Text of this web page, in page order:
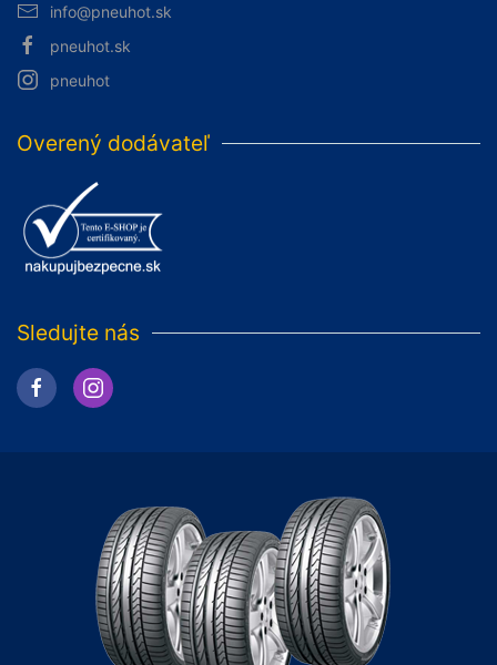
info@pneuhot.sk
pneuhot.sk
pneuhot
Overený dodávateľ
Sledujte nás